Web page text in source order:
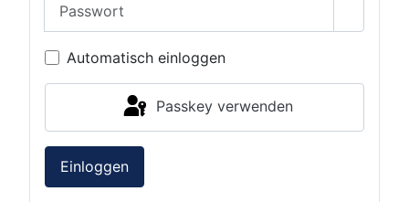
Automatisch einloggen
Passkey verwenden
Einloggen